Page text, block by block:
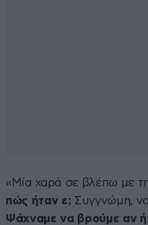
«Μία χαρά σε βλέπω με
πώς ήταν ε; Συγγνώμη,
Ψάχναμε να βρούμε αν